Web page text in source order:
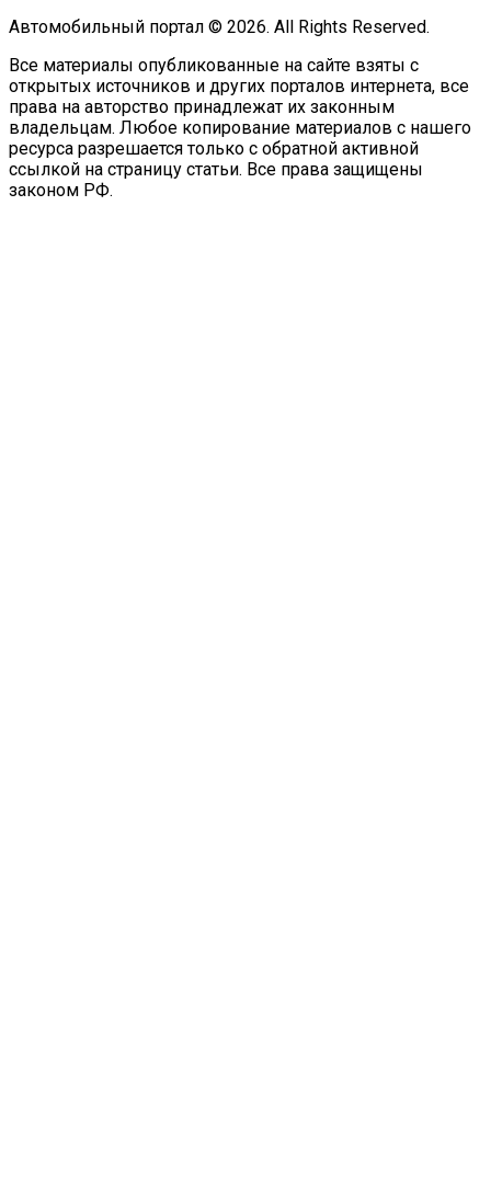
Автомобильный портал © 2026. All Rights Reserved.
Все материалы опубликованные на сайте взяты с
открытых источников и других порталов интернета, все
права на авторство принадлежат их законным
владельцам. Любое копирование материалов с нашего
ресурса разрешается только с обратной активной
ссылкой на страницу статьи. Все права защищены
законом РФ.